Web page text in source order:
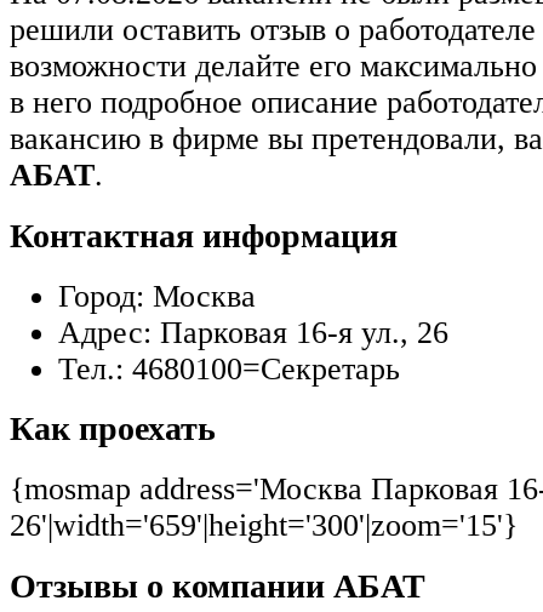
решили оставить отзыв о работодателе
возможности делайте его
в него подробное описание
вакансию в фирме вы претендовали,
АБАТ.
Контактная информация
Город: Москва
Адрес: Парковая 16-я ул., 26
Тел.: 4680100=Секретарь
Как проехать
{mosmap address='Москва Парковая
26'|width='659'|height='300'|zoom='15'}
Отзывы о компании АБАТ